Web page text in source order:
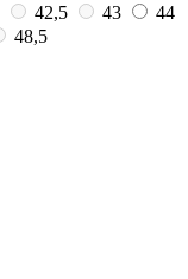
42,5 43
44
48,5